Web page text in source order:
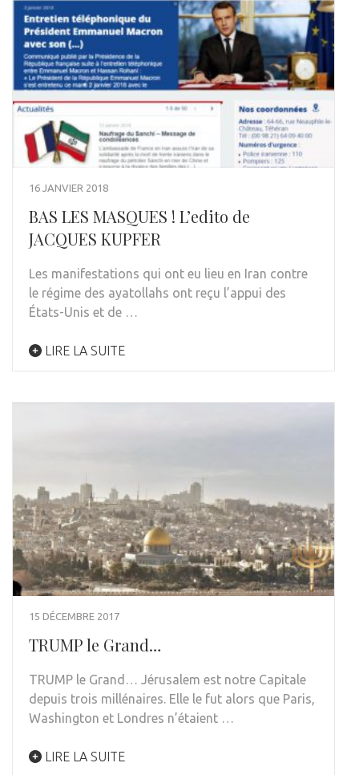
16 JANVIER 2018
BAS LES MASQUES ! L’edito de
JACQUES KUPFER
Les manifestations qui ont eu lieu en Iran contre
le régime des ayatollahs ont reçu l’appui des
États-Unis et de …
LIRE LA SUITE
15 DÉCEMBRE 2017
TRUMP le Grand…
TRUMP le Grand… Jérusalem est notre Capitale
depuis trois millénaires. Elle le fut alors que Paris,
Washington et Londres n’étaient …
LIRE LA SUITE